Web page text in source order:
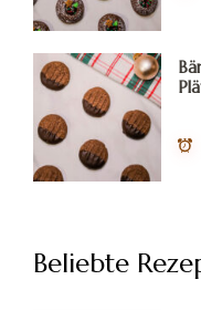
Beliebte